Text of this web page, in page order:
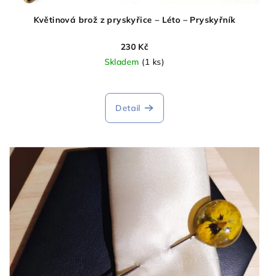
Květinová brož z pryskyřice – Léto – Pryskyřník
230 Kč
Skladem (1 ks)
Detail